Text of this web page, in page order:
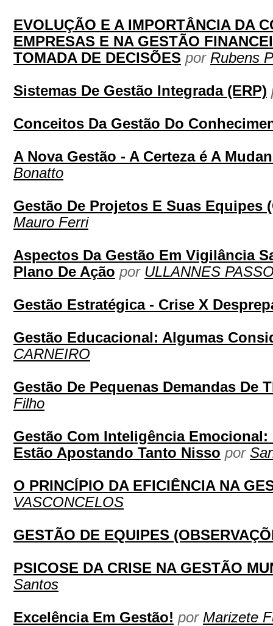
EVOLUÇÃO E A IMPORTÂNCIA DA
EMPRESAS E NA GESTÃO
TOMADA DE DECISÕES por Rubens
Sistemas De Gestão Integrada (ERP)
Conceitos Da Gestão Do
A Nova Gestão - A Certeza é A
Bonatto
Gestão De Projetos E Suas Equipes
Mauro Ferri
Aspectos Da Gestão Em Vigilância
Plano De Ação por ULLANNES
Gestão Estratégica - Crise X
Gestão Educacional: Algumas
CARNEIRO
Gestão De Pequenas Demandas De
Filho
Gestão Com Inteligência Emocional:
Estão Apostando Tanto Nisso por
O PRINCÍPIO DA EFICIÊNCIA NA
VASCONCELOS
GESTÃO DE EQUIPES
PSICOSE DA CRISE NA GESTÃO
Santos
Excelência Em Gestão! por Marizete